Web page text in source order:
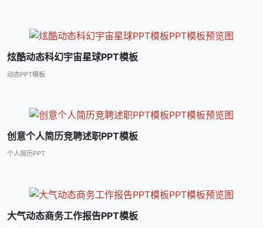
炫酷动态科幻宇宙星球PPT模板
动态PPT模板
创意个人简历竞聘述职PPT模板
个人简历PPT
大气动态商务工作报告PPT模板